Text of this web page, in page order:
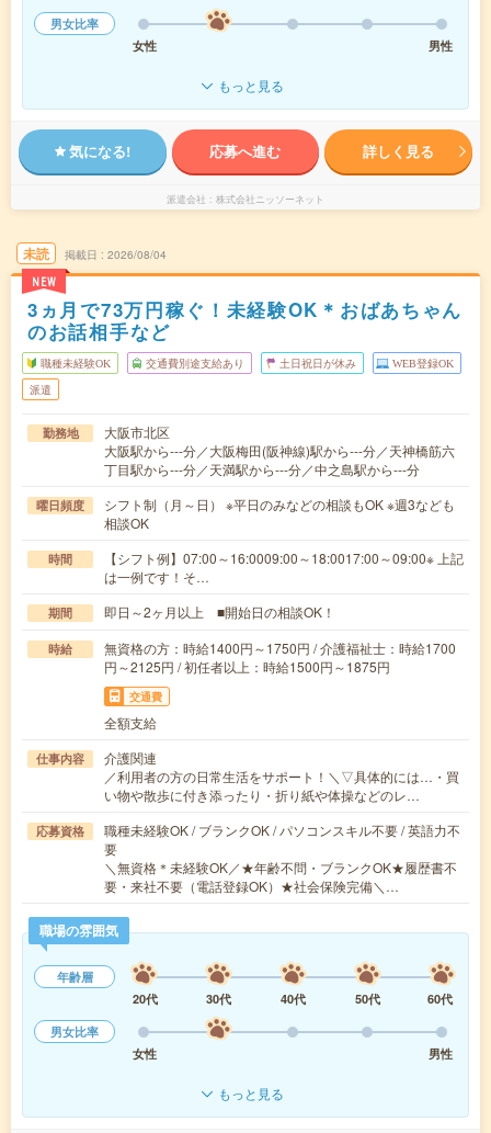
男女比率
女性
男性
もっと見る
気になる! 応募へ進む 詳しく見る
派遣会社 株式会社ニッソーネット
未読
NEW
掲載日 2026/08/04
3ヵ月で73万円稼ぐ！未経験OK＊おばあちゃん
のお話相手など
職種未経験OK 交通費別途支給あり 土日祝日が休み WEB登録OK
派遣
勤務地
大阪市北区
大阪駅から---分／大阪梅田(阪神線)駅から---分／天神橋筋六
丁目駅から---分／天満駅から---分／中之島駅から---分
曜日頻度
シフト制（月～日） ※平日のみなどの相談もOK ※週3なども
相談OK
時間
【シフト例】07:00～16:0009:00～18:0017:00～09:00※ 上記
は一例です！そ…
期間 即日～2ヶ月以上 ■開始日の相談OK！
時給
無資格の方：時給1400円～1750円 / 介護福祉士：時給1700
円～2125円 / 初任者以上：時給1500円～1875円
交通費
全額支給
仕事内容
介護関連
／利用者の方の日常生活をサポート！＼▽具体的には…・買
い物や散歩に付き添ったり・折り紙や体操などのレ…
応募資格
職種未経験OK / ブランクOK / パソコンスキル不要 / 英語力不
要
＼無資格＊未経験OK／★年齢不問・ブランクOK★履歴書不
要・来社不要（電話登録OK）★社会保険完備＼…
職場の雰囲気
年齢層
20代
30代 40代 50代
60代
男女比率
女性
男性
もっと見る